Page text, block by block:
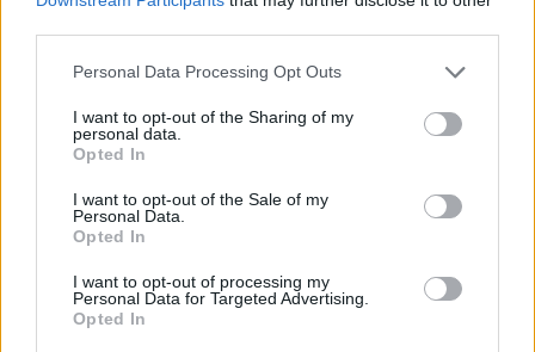
Personal Data Processing Opt Outs
I want to opt-out of the Sharing of my
personal data.
Opted In
I want to opt-out of the Sale of my
Personal Data.
Opted In
I want to opt-out of processing my
Personal Data for Targeted Advertising.
Opted In
P
A R
E
R A
S
R R
E
R P
R
S A
R E
S